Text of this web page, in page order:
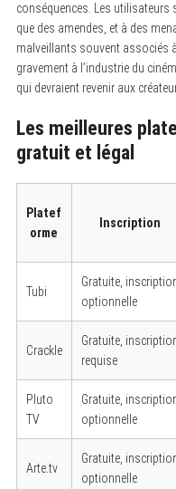
conséquences. Les utilisateurs
que des amendes, et à des
malveillants souvent associés
gravement à l’industrie du
qui devraient revenir aux
Les meilleures
gratuit et légal
Platef
orme
Inscription
Tubi
Gratuite,
optionnelle
Crackle
Gratuite,
requise
Pluto
TV
Gratuite,
optionnelle
Arte.tv
Gratuite,
optionnelle